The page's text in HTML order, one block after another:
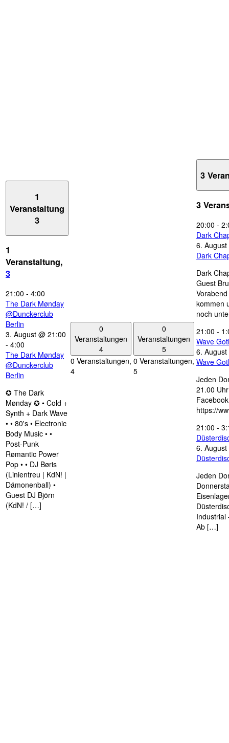
1
Veranstaltung
3
1
Veranstaltung,
3
21:00 - 4:00
The Dark Mønday
@Dunckerclub
Berlin
3. August @ 21:00
- 4:00
The Dark Mønday
@Dunckerclub
Berlin
✪ The Dark
Mønday ✪ • Cold +
Synth + Dark Wave
• • 80's • Electronic
Body Music • •
Post-Punk
Rømantic Power
Pop • • DJ Børis
(Linientreu | KdN! |
Dämonenball) •
Guest DJ Björn
(KdN! / […]
0
Veranstaltungen
4
0 Veranstaltungen,
4
0
Veranstaltungen
5
0 Veranstaltungen,
5
3
3
20:00 -
Dark
6.
Dark
Dark
Guest
kommen
noch
21:00 -
Wave
6.
Wave
Jeden
21.00
https://
21:00 -
6.
Jeden
Industrial
Ab […]